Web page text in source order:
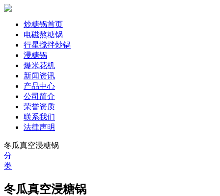
炒糖锅首页
电磁熬糖锅
行星搅拌炒锅
浸糖锅
爆米花机
新闻资讯
产品中心
公司简介
荣誉资质
联系我们
法律声明
冬瓜真空浸糖锅
分
类
冬瓜真空浸糖锅